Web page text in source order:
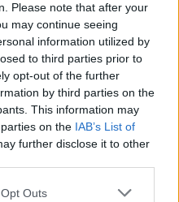
Please note that after your
may continue seeing
information utilized by
to third parties prior to
opt-out of the further
by third parties on the
This information may
on the IAB’s List of
further disclose it to other
Outs
che il 2 febbraio sarà una delle
del Piano regionale
pertanto in vigore il divieto di
(a benzina, a gasolio,
1”, nonché tutti i veicoli a
1944”, vie Griduzza,